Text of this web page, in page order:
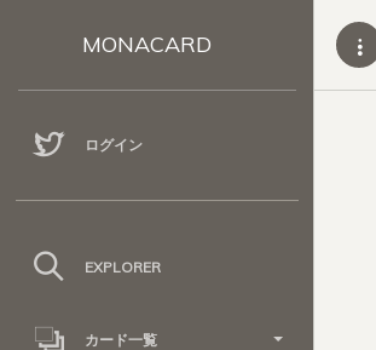
MONACARD
ログイン
EXPLORER
カード一覧